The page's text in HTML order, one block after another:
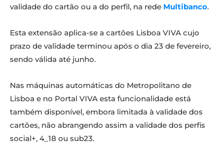
validade do cartão ou a do perfil, na rede Multibanco.
Esta extensão aplica-se a cartões Lisboa VIVA cujo
prazo de validade terminou após o dia 23 de fevereiro,
sendo válida até junho.
Nas máquinas automáticas do Metropolitano de
Lisboa e no Portal VIVA esta funcionalidade está
também disponível, embora limitada à validade dos
cartões, não abrangendo assim a validade dos perfis
social+, 4_18 ou sub23.